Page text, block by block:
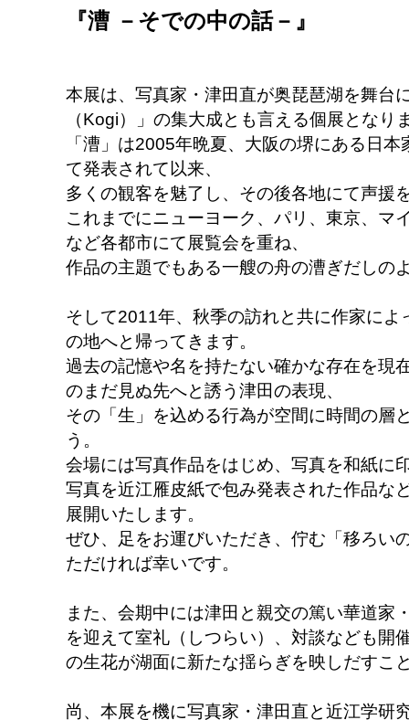
『漕 －そでの中の話－』
本展は、写真家・津田直が奥琵琶湖を舞台
（Kogi）」の集大成とも言える個展となり
「漕」は2005年晩夏、大阪の堺にある日
て発表されて以来、
多くの観客を魅了し、その後各地にて声援
これまでにニューヨーク、パリ、東京、マ
など各都市にて展覧会を重ね、
作品の主題でもある一艘の舟の漕ぎだしの
そして2011年、秋季の訪れと共に作家に
の地へと帰ってきます。
過去の記憶や名を持たない確かな存在を現
のまだ見ぬ先へと誘う津田の表現、
その「生」を込める行為が空間に時間の層
う。
会場には写真作品をはじめ、写真を和紙に
写真を近江雁皮紙で包み発表された作品な
展開いたします。
ぜひ、足をお運びいただき、佇む「移ろい
ただければ幸いです。
また、会期中には津田と親交の篤い華道家
を迎えて室礼（しつらい）、対談なども開
の生花が湖面に新たな揺らぎを映しだすこ
尚、本展を機に写真家・津田直と近江学研